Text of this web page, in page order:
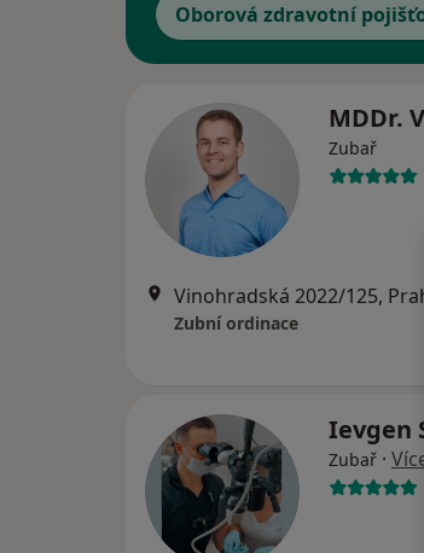
Oborová zdravotní
MDDr.
Zubař
Vinohradská 2022/125,
Zubní ordinace
Ievgen
Zubař ·